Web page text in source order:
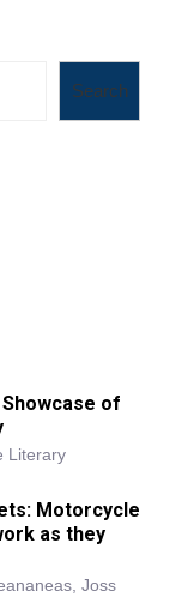
Search
Showcase of
Literary
Motorcycle
as they
Joss